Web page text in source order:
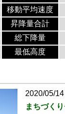
移動平均速度
昇降量合計
総下降量
最低高度
2020/05/
まちづく